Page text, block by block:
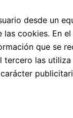
desde un
cookies. En
que se
las